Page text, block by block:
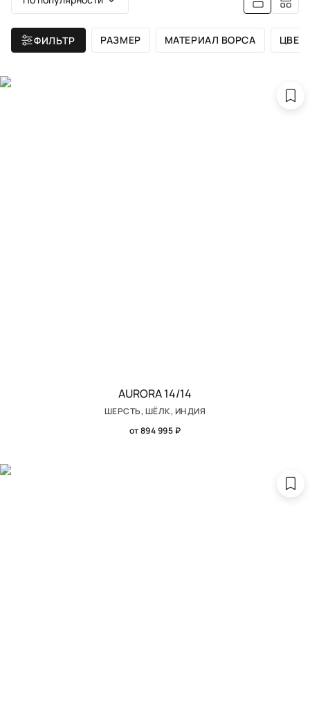
ФИЛЬТР РАЗМЕР МАТЕРИАЛ ВОРСА ЦВЕТ
AURORA 14/14
ШЕРСТЬ, ШЁЛК, ИНДИЯ
от 894 995 ₽